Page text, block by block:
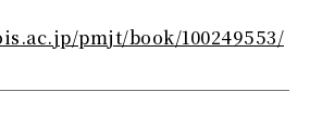
pmjt/book/100249553/